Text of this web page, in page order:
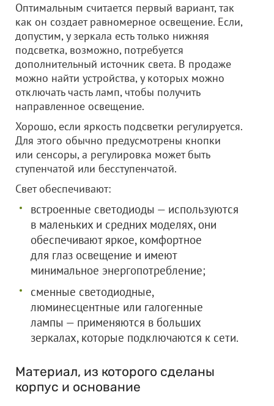
Оптимальным считается первый вариант, так
как он создает равномерное освещение. Если,
допустим, у зеркала есть только нижняя
подсветка, возможно, потребуется
дополнительный источник света. В продаже
можно найти устройства, у которых можно
отключать часть ламп, чтобы получить
направленное освещение.
Хорошо, если яркость подсветки регулируется.
Для этого обычно предусмотрены кнопки
или сенсоры, а регулировка может быть
ступенчатой или бесступенчатой.
Свет обеспечивают:
встроенные светодиоды — используются
в маленьких и средних моделях, они
обеспечивают яркое, комфортное
для глаз освещение и имеют
минимальное энергопотребление;
сменные светодиодные,
люминесцентные или галогенные
лампы — применяются в больших
зеркалах, которые подключаются к сети.
Материал, из которого сделаны
корпус и основание